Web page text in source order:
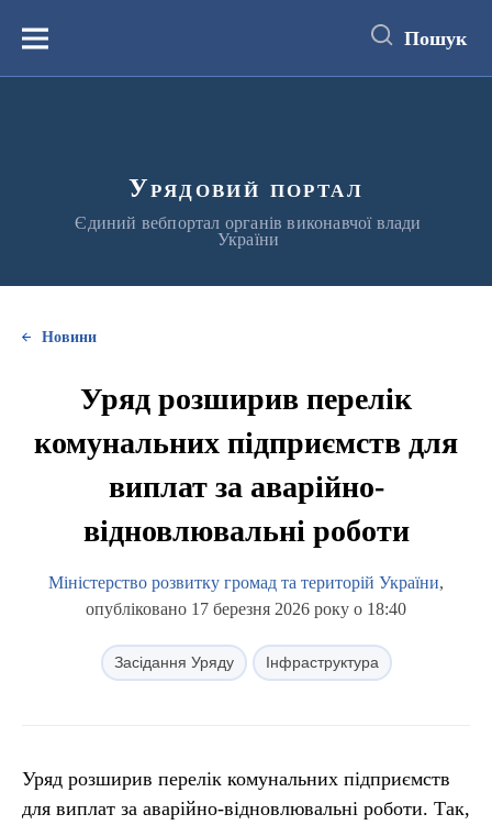
вмістуМеню Пошук
Урядовий портал
Єдиний вебпортал органів виконавчої влади
України
Новини
Уряд розширив перелік
комунальних підприємств для
виплат за аварійно-
відновлювальні роботи
Міністерство розвитку громад та територій України,
опубліковано 17 березня 2026 року о 18:40
Засідання Уряду Інфраструктура
Уряд розширив перелік комунальних підприємств
для виплат за аварійно-відновлювальні роботи. Так,